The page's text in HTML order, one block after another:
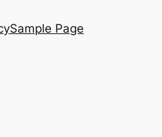
Sample Page